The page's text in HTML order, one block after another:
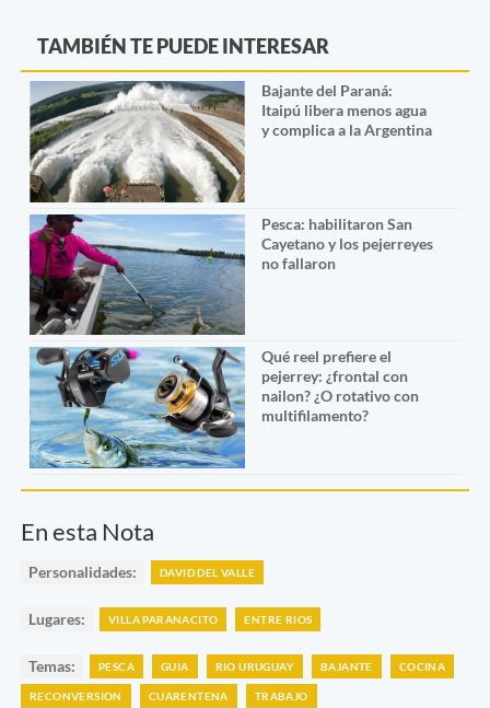
TAMBIÉN TE PUEDE INTERESAR
Bajante del Paraná:
Itaipú libera menos agua
y complica a la Argentina
Pesca: habilitaron San
Cayetano y los pejerreyes
no fallaron
Qué reel prefiere el
pejerrey: ¿frontal con
nailon? ¿O rotativo con
multifilamento?
En esta Nota
Personalidades: DAVID DEL VALLE
Lugares: VILLA PARANACITO ENTRE RIOS
Temas: PESCA GUIA RIO URUGUAY BAJANTE COCINA
RECONVERSION CUARENTENA TRABAJO